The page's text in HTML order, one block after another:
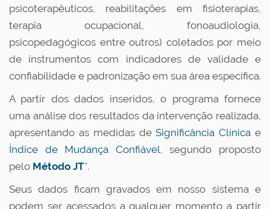
psicoterapêuticos, reabilitações em fisioterapias,
terapia ocupacional, fonoaudiologia,
psicopedagógicos entre outros) coletados por meio
de instrumentos com indicadores de validade e
confiabilidade e padronização em sua área específica.
A partir dos dados inseridos, o programa fornece
uma análise dos resultados da intervenção realizada,
apresentando as medidas deSignificância Clínica e
Índice de Mudança Confiável, segundo proposto
pelo Método JT*.
Seus dados ficam gravados em nosso sistema e
podem ser acessados a qualquer momento a partir